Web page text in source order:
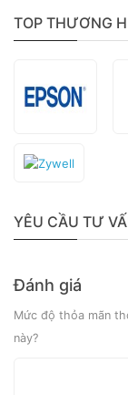
TOP THƯƠNG
YÊU CẦU TƯ
Đánh giá
Mức độ thỏa mãn
này?